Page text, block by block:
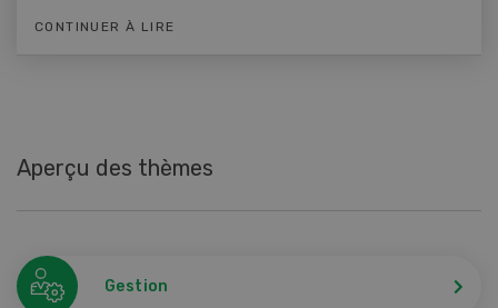
CONTINUER À LIRE
Aperçu des thèmes
Gestion